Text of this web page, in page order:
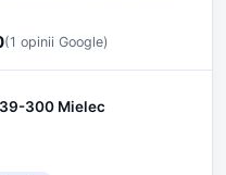
(1 opinii Google)
300 Mielec